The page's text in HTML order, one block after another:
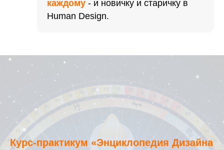
каждому - и новичку и старичку в
Human Design.
Курс-практикум «Энциклопедия Дизайна